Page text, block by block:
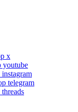
x
youtube
telegram